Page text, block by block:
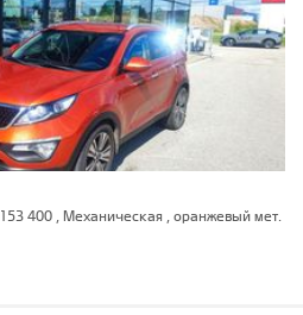
400 , Механическая , оранжевый мет.